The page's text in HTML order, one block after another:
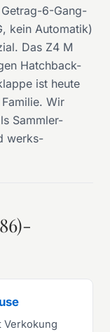
6-Gang-
kein Automatik)
Das Z4 M
Hatchback-
ist heute
Wir
Sammler-
werks-
Verkokung